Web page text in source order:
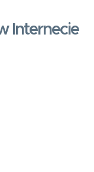
Internecie